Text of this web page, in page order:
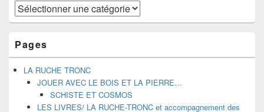
Catégories
Pages
LA RUCHE TRONC
JOUER AVEC LE BOIS ET LA PIERRE…
SCHISTE ET COSMOS
LES LIVRES/ LA RUCHE-TRONC et accompagnement des